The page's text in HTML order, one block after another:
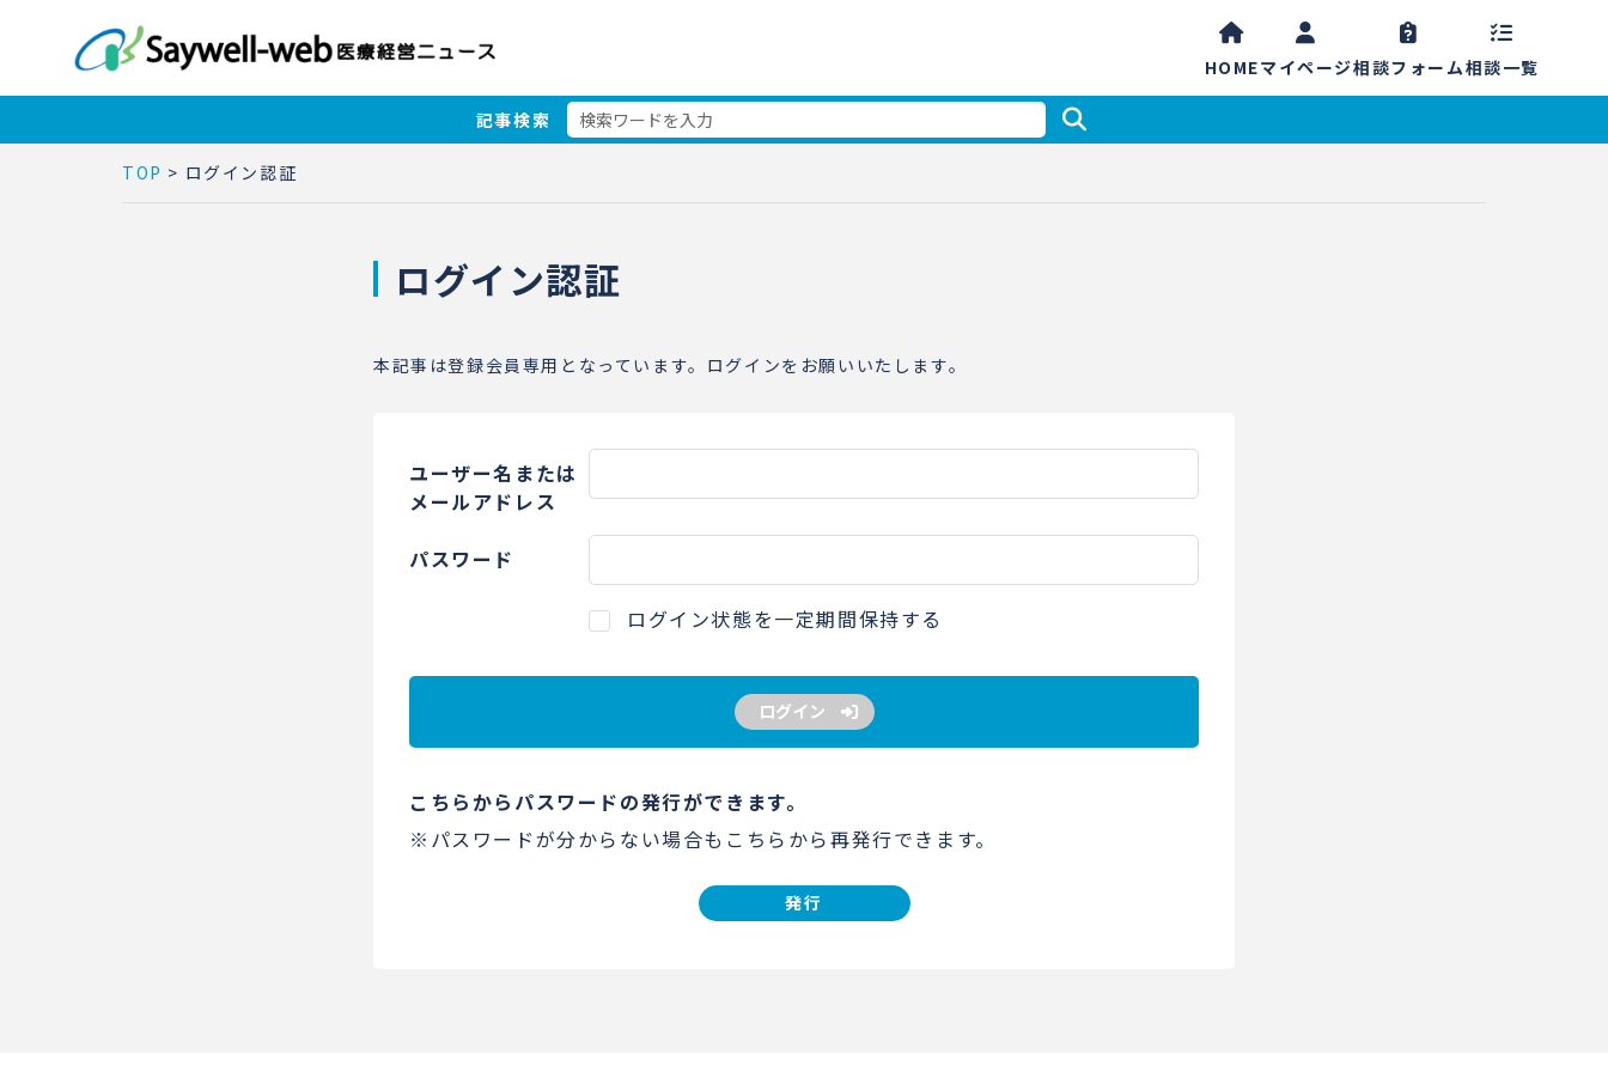
HOMEマイページ相談フォーム相談一覧
記事検索
TOP > ログイン認証
ログイン認証
本記事は登録会員専用となっています。ログインをお願いいたします。
ユーザー名または
メールアドレス
パスワード
ログイン状態を一定期間保持する
ログイン
こちらからパスワードの発行ができます。
※パスワードが分からない場合もこちらから再発行できます。
発行